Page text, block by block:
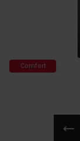
Comfort